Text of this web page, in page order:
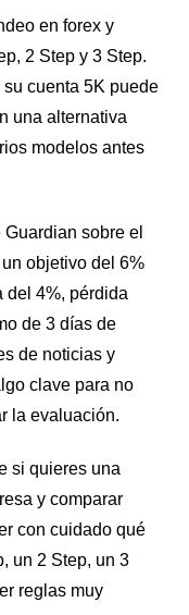
en forex y
2 Step y 3 Step.
cuenta 5K puede
una alternativa
modelos antes
sobre el
objetivo del 6%
del 4%, pérdida
de 3 días de
de noticias y
clave para no
la evaluación.
si quieres una
y comparar
con cuidado qué
un 2 Step, un 3
reglas muy